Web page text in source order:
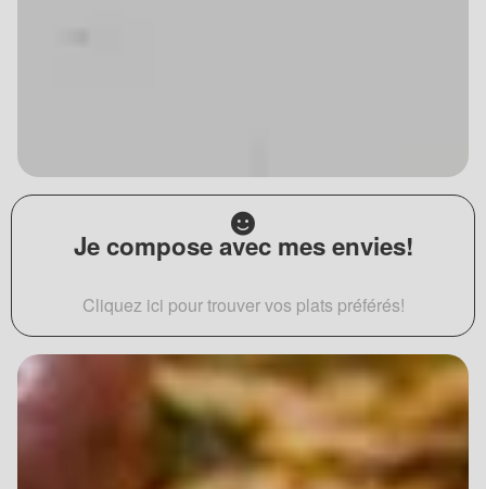
Je compose avec mes envies!
Cliquez ici pour trouver vos plats préférés!